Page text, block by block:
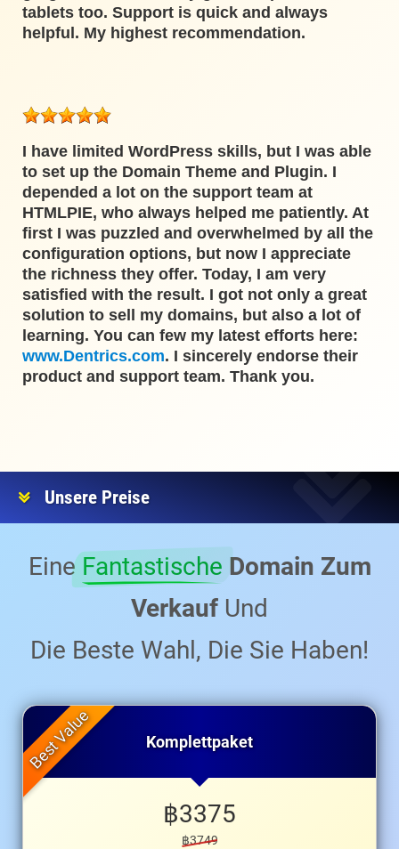
tablets too. Support is quick and always
helpful. My highest recommendation.
I have limited WordPress skills, but I was able
to set up the Domain Theme and Plugin. I
depended a lot on the support team at
HTMLPIE, who always helped me patiently. At
first I was puzzled and overwhelmed by all the
configuration options, but now I appreciate
the richness they offer. Today, I am very
satisfied with the result. I got not only a great
solution to sell my domains, but also a lot of
learning. You can few my latest efforts here:
www.Dentrics.com. I sincerely endorse their
product and support team. Thank you.
Unsere Preise
Eine Fantastische Domain Zum
Verkauf Und
Die Beste Wahl, Die Sie Haben!
Komplettpaket
฿3375
฿3749